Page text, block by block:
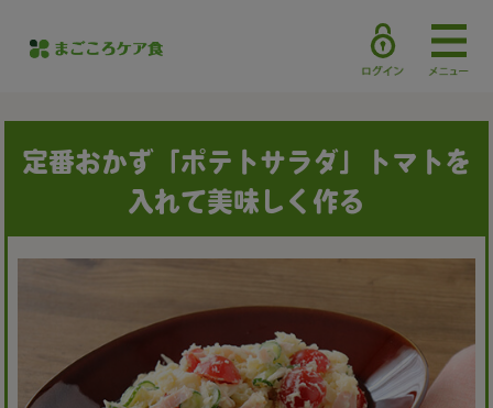
定番おかず「ポテトサラダ」トマトを
入れて美味しく作る